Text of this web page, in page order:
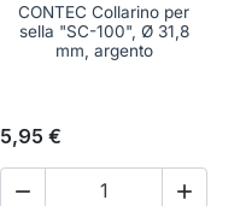
CONTEC Collarino per
sella "SC-100", Ø 31,8
mm, argento
5,95 €
 